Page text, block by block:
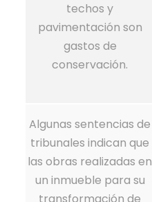
techos y
pavimentación son
gastos de
conservación.
Algunas sentencias de
tribunales indican que
las obras realizadas en
un inmueble para su